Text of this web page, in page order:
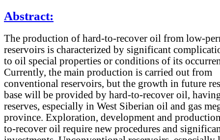
Abstract:
The production of hard-to-recover oil from low-
reservoirs is characterized by significant
to oil special properties or conditions of its
Currently, the main production is carried out from
conventional reservoirs, but the growth in future
base will be provided by hard-to-recover oil,
reserves, especially in West Siberian oil and gas
province. Exploration, development and
to-recover oil require new procedures and